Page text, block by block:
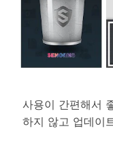
사용이 간편해서
하지 않고 업데이